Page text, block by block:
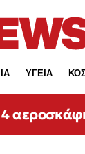
ΥΓΕΙΑ
4